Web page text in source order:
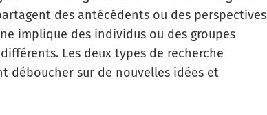
des antécédents ou des perspectives
implique des individus ou des groupes
Les deux types de recherche
déboucher sur de nouvelles idées et